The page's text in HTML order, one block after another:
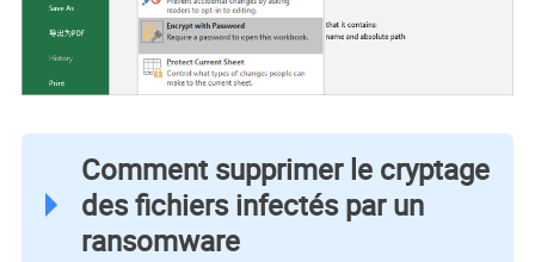
Comment supprimer le cryptage
des fichiers infectés par un
ransomware